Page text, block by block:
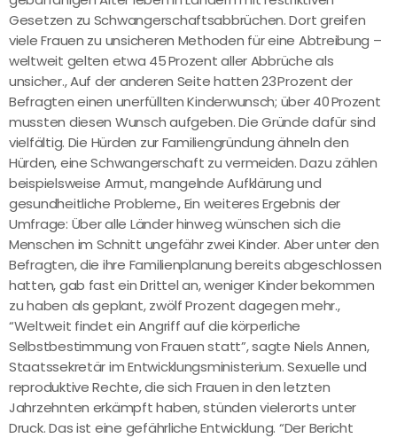
Gesetzen zu Schwangerschaftsabbrüchen. Dort greifen
viele Frauen zu unsicheren Methoden für eine Abtreibung –
weltweit gelten etwa 45 Prozent aller Abbrüche als
unsicher., Auf der anderen Seite hatten 23 Prozent der
Befragten einen unerfüllten Kinderwunsch; über 40 Prozent
mussten diesen Wunsch aufgeben. Die Gründe dafür sind
vielfältig. Die Hürden zur Familiengründung ähneln den
Hürden, eine Schwangerschaft zu vermeiden. Dazu zählen
beispielsweise Armut, mangelnde Aufklärung und
gesundheitliche Probleme., Ein weiteres Ergebnis der
Umfrage: Über alle Länder hinweg wünschen sich die
Menschen im Schnitt ungefähr zwei Kinder. Aber unter den
Befragten, die ihre Familienplanung bereits abgeschlossen
hatten, gab fast ein Drittel an, weniger Kinder bekommen
zu haben als geplant, zwölf Prozent dagegen mehr.,
“Weltweit findet ein Angriff auf die körperliche
Selbstbestimmung von Frauen statt”, sagte Niels Annen,
Staatssekretär im Entwicklungsministerium. Sexuelle und
reproduktive Rechte, die sich Frauen in den letzten
Jahrzehnten erkämpft haben, stünden vielerorts unter
Druck. Das ist eine gefährliche Entwicklung. “Der Bericht